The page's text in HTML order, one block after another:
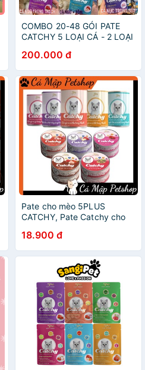
COMBO 20-48 GÓI PATE
CATCHY 5 LOẠI CÁ - 2 LOẠI
200.000 đ
Pate cho mèo 5PLUS
CATCHY, Pate Catchy cho
18.900 đ